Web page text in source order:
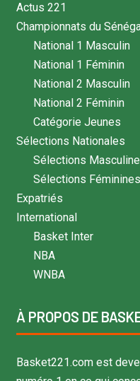
Actus 221
Championnats du
National 1 Masculin
National 1 Féminin
National 2 Masculin
National 2 Féminin
Catégorie Jeunes
Sélections Nationales
Sélections
Sélections Féminines
Expatriés
International
Basket Inter
NBA
WNBA
À PROPOS DE
Basket221.com est